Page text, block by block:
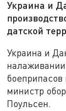
Украина и
датской
Украина и
боеприпасов
министр
Поульсен.